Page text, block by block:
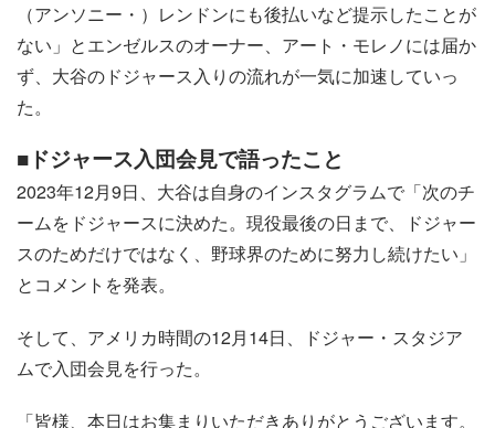
（アンソニー・）レンドンにも後払いなど提示したことが
ない」とエンゼルスのオーナー、アート・モレノには届か
ず、大谷のドジャース入りの流れが一気に加速していっ
た。
■ドジャース入団会見で語ったこと
2023年12月9日、大谷は自身のインスタグラムで「次のチ
ームをドジャースに決めた。現役最後の日まで、ドジャー
スのためだけではなく、野球界のために努力し続けたい」
とコメントを発表。
そして、アメリカ時間の12月14日、ドジャー・スタジア
ムで入団会見を行った。
「皆様、本日はお集まりいただきありがとうございます。